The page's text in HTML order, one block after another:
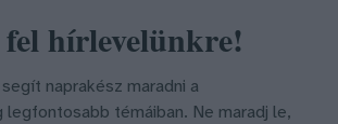
hírlevelünkre!
naprakész maradni a
legfontosabb témáiban. Ne maradj le,